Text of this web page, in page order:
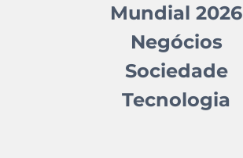
Mundial 2026
Negócios
Sociedade
Tecnologia